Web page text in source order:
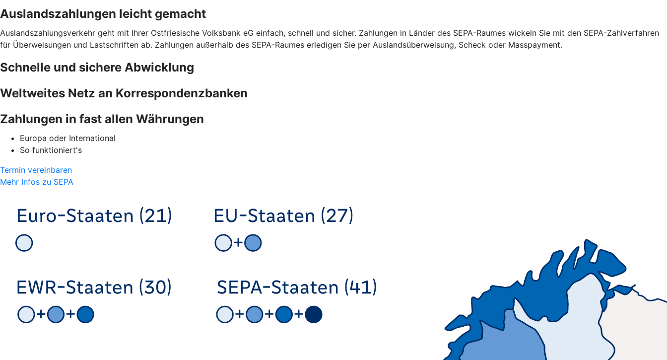
Auslandszahlungen leicht gemacht
Auslandszahlungsverkehr geht mit Ihrer Ostfriesische Volksbank eG einfach, schnell und sicher. Zahlungen in Länder des SEPA-Raumes wickeln Sie mit den SEPA-Zahlverfahren
für Überweisungen und Lastschriften ab. Zahlungen außerhalb des SEPA-Raumes erledigen Sie per Auslandsüberweisung, Scheck oder Masspayment.
Schnelle und sichere Abwicklung
Weltweites Netz an Korrespondenzbanken
Zahlungen in fast allen Währungen
Europa oder International
So funktioniert's
Termin vereinbaren
Mehr Infos zu SEPA